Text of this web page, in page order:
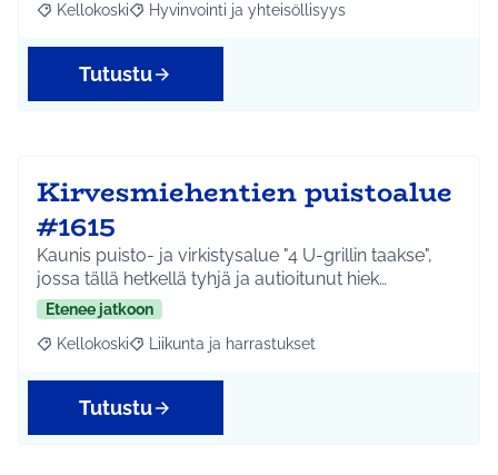
Rajaa tulokset aihepiirin mukaan: Kellokoski
Kellokoski Rajaa tulokset teeman mukaan: Hyvinvointi ja
Hyvinvointi ja yhteisöllisyys
Tutustu
Kirvesmiehentien puistoalue
#1615
Kaunis puisto- ja virkistysalue "4 U-grillin taakse",
jossa tällä hetkellä tyhjä ja autioitunut hiek…
Etenee jatkoon
Rajaa tulokset aihepiirin mukaan: Kellokoski
Kellokoski Rajaa tulokset teeman mukaan: Liikunta ja
Liikunta ja harrastukset
Tutustu